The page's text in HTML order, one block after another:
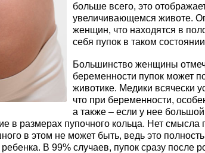
больше всего, это
увеличивающемся животе.
женщин, что находятся в
себя пупок в таком
Большинство женщины
беременности пупок может
животике. Медики всячески
что при беременности,
а также – если у нее
в размерах пупочного кольца. Нет смысла
в этом не может быть, ведь это
В 99% случаев, пупок сразу после